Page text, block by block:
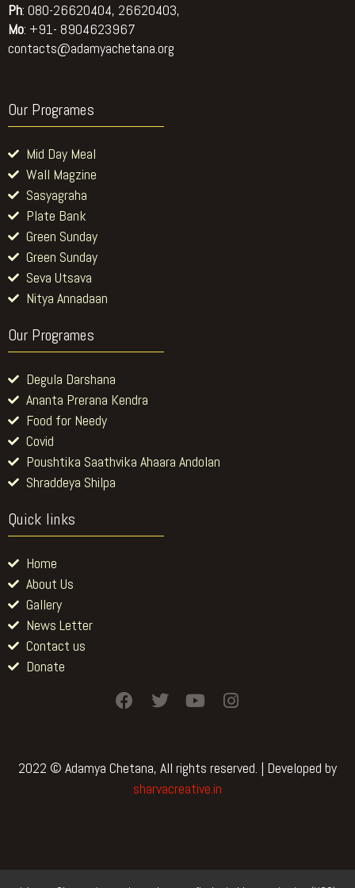
Ph: 080-26620404, 26620403,
Mo: +91- 8904623967
contacts@adamyachetana.org
Our Programes
Mid Day Meal
Wall Magzine
Sasyagraha
Plate Bank
Green Sunday
Green Sunday
Seva Utsava
Nitya Annadaan
Our Programes
Degula Darshana
Ananta Prerana Kendra
Food for Needy
Covid
Poushtika Saathvika Ahaara Andolan
Shraddeya Shilpa
Quick links
Home
About Us
Gallery
News Letter
Contact us
Donate
F
a
b
T
w
t
e
Y
o
u
b
I
n
a
2022 © Adamya Chetana, All rights reserved. | Developed by
sharvacreative.in